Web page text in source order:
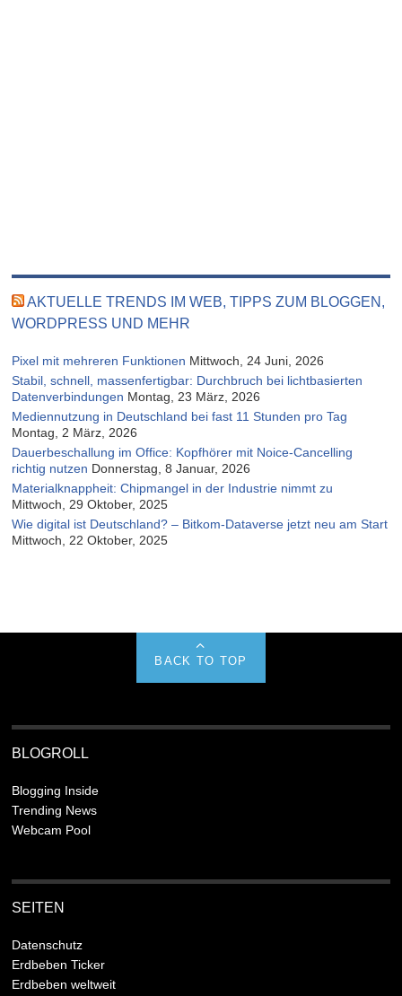
AKTUELLE TRENDS IM WEB, TIPPS ZUM BLOGGEN,
WORDPRESS UND MEHR
Pixel mit mehreren Funktionen Mittwoch, 24 Juni, 2026
Stabil, schnell, massenfertigbar: Durchbruch bei lichtbasierten
Datenverbindungen Montag, 23 März, 2026
Mediennutzung in Deutschland bei fast 11 Stunden pro Tag
Montag, 2 März, 2026
Dauerbeschallung im Office: Kopfhörer mit Noice-Cancelling
richtig nutzen Donnerstag, 8 Januar, 2026
Materialknappheit: Chipmangel in der Industrie nimmt zu
Mittwoch, 29 Oktober, 2025
Wie digital ist Deutschland? – Bitkom-Dataverse jetzt neu am Start
Mittwoch, 22 Oktober, 2025
BACK TO TOP
BLOGROLL
Blogging Inside
Trending News
Webcam Pool
SEITEN
Datenschutz
Erdbeben Ticker
Erdbeben weltweit